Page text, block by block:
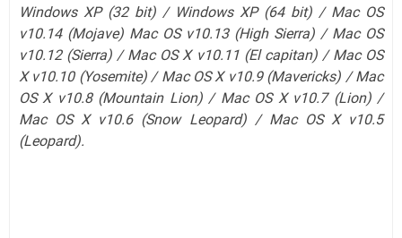
Windows XP (32 bit) / Windows XP (64 bit) / Mac OS
v10.14 (Mojave) Mac OS v10.13 (High Sierra) / Mac OS
v10.12 (Sierra) / Mac OS X v10.11 (El capitan) / Mac OS
X v10.10 (Yosemite) / Mac OS X v10.9 (Mavericks) / Mac
OS X v10.8 (Mountain Lion) / Mac OS X v10.7 (Lion) /
Mac OS X v10.6 (Snow Leopard) / Mac OS X v10.5
(Leopard).